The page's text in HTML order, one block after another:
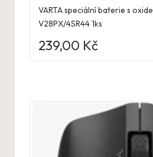
VARTA speciální baterie s
V28PX/4SR44 1ks
239,00 Kč